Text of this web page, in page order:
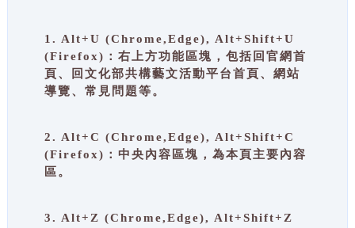
1. Alt+U (Chrome,Edge), Alt+Shift+U
(Firefox)：右上方功能區塊，包括回官網首
頁、回文化部共構藝文活動平台首頁、網站
導覽、常見問題等。
2. Alt+C (Chrome,Edge), Alt+Shift+C
(Firefox)：中央內容區塊，為本頁主要內容
區。
3. Alt+Z (Chrome,Edge), Alt+Shift+Z